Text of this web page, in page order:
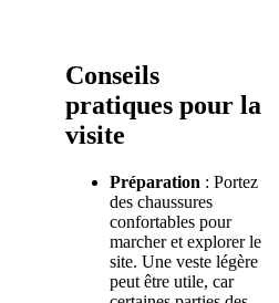
Conseils
pratiques pour la
visite
Préparation : Portez
des chaussures
confortables pour
marcher et explorer le
site. Une veste légère
peut être utile, car